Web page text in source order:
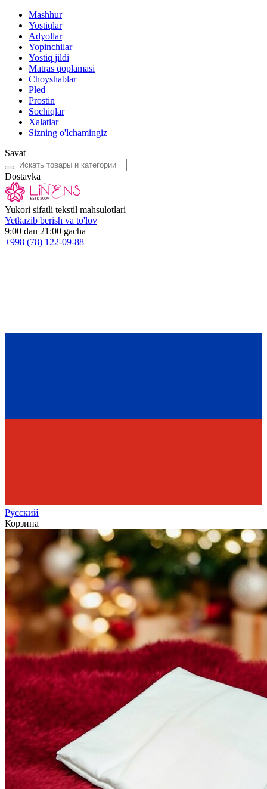
Mashhur
Yostiqlar
Adyollar
Yopinchilar
Yostiq jildi
Matras qoplamasi
Choyshablar
Pled
Prostin
Sochiqlar
Xalatlar
Sizning o'lchamingiz
Savat
Dostavka
Yukori sifatli tekstil mahsulotlari
Yetkazib berish va to'lov
9:00 dan 21:00 gacha
+998 (78) 122-09-88
Русский
Корзина